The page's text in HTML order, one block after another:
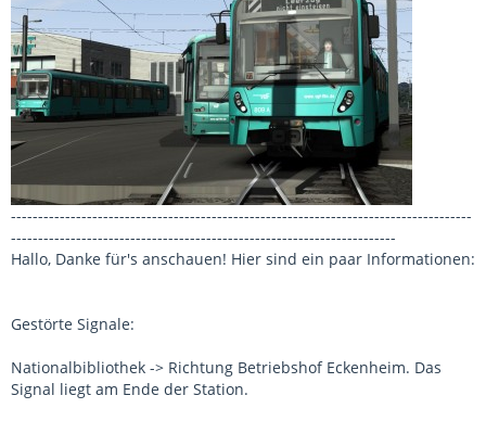
-------------------------------------------------------------------------------------
-----------------------------------------------------------------------
Hallo, Danke für's anschauen! Hier sind ein paar Informationen:
Gestörte Signale:
Nationalbibliothek -> Richtung Betriebshof Eckenheim. Das
Signal liegt am Ende der Station.